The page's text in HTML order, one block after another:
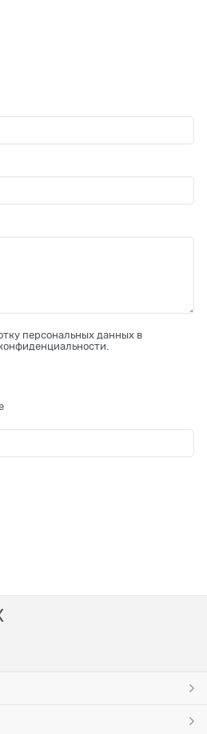
персональных данных в
.